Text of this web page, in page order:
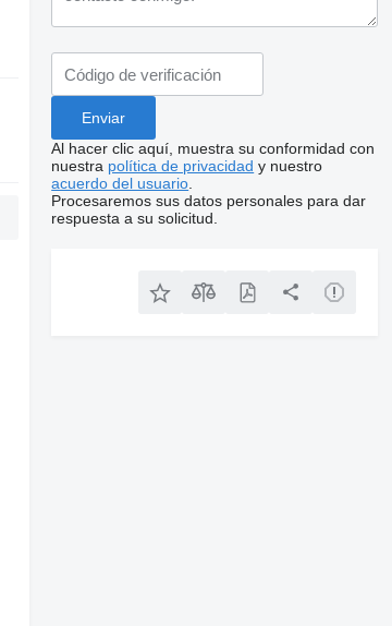
Al hacer clic aquí, muestra su conformidad con
nuestra política de privacidad y nuestro
acuerdo del usuario
Procesaremos sus datos personales para dar
respuesta a su solicitud.